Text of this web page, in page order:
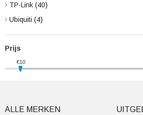
TP-Link (40)
Ubiquiti (4)
Prijs
€10
ALLE MERKEN